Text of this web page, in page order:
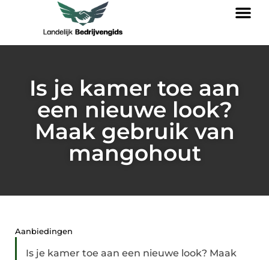
Is je kamer toe aan
een nieuwe look?
Maak gebruik van
mangohout
Aanbiedingen
Is je kamer toe aan een nieuwe look? Maak